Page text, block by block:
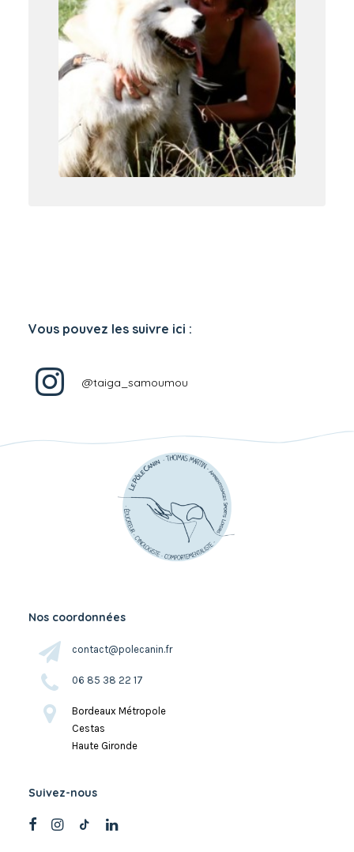
Vous pouvez les suivre ici :
@taiga_samoumou
Nos coordonnées
contact@polecanin.fr
06 85 38 22 17
Bordeaux Métropole
Cestas
Haute Gironde
Suivez-nous